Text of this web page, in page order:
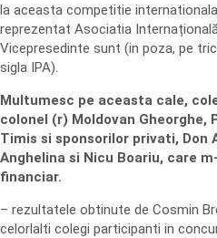
la aceasta competitie
reprezentat Asociatia
Vicepresedinte sunt (in poza, pe
sigla IPA).
Multumesc pe aceasta cale,
colonel (r) Moldovan Gheorghe,
Timis si sponsorilor privati, Don
Anghelina si Nicu Boariu, care
financiar.
– rezultatele obtinute de Cosmin
celorlalti colegi participanti in